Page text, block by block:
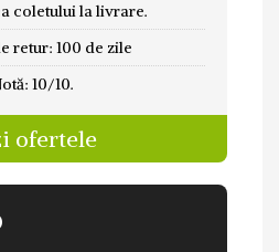
coletului la livrare.
retur: 100 de zile
10/10.
ofertele